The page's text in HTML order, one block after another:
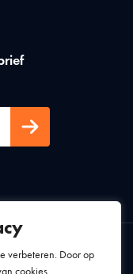
verbeteren. Door op
cookies.